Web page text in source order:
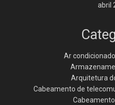
abril
Ar
Arquitetura
Cabeamento de